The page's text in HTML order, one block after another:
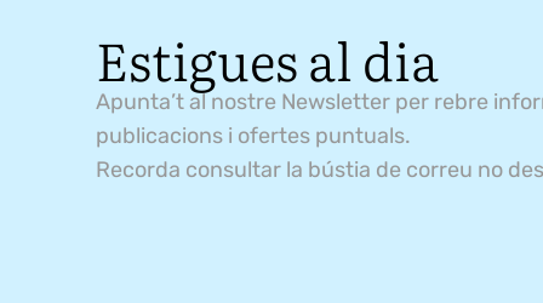
Estigues al dia
Apunta’t al nostre Newsletter per rebre
publicacions i ofertes puntuals.
Recorda consultar la bústia de correu no